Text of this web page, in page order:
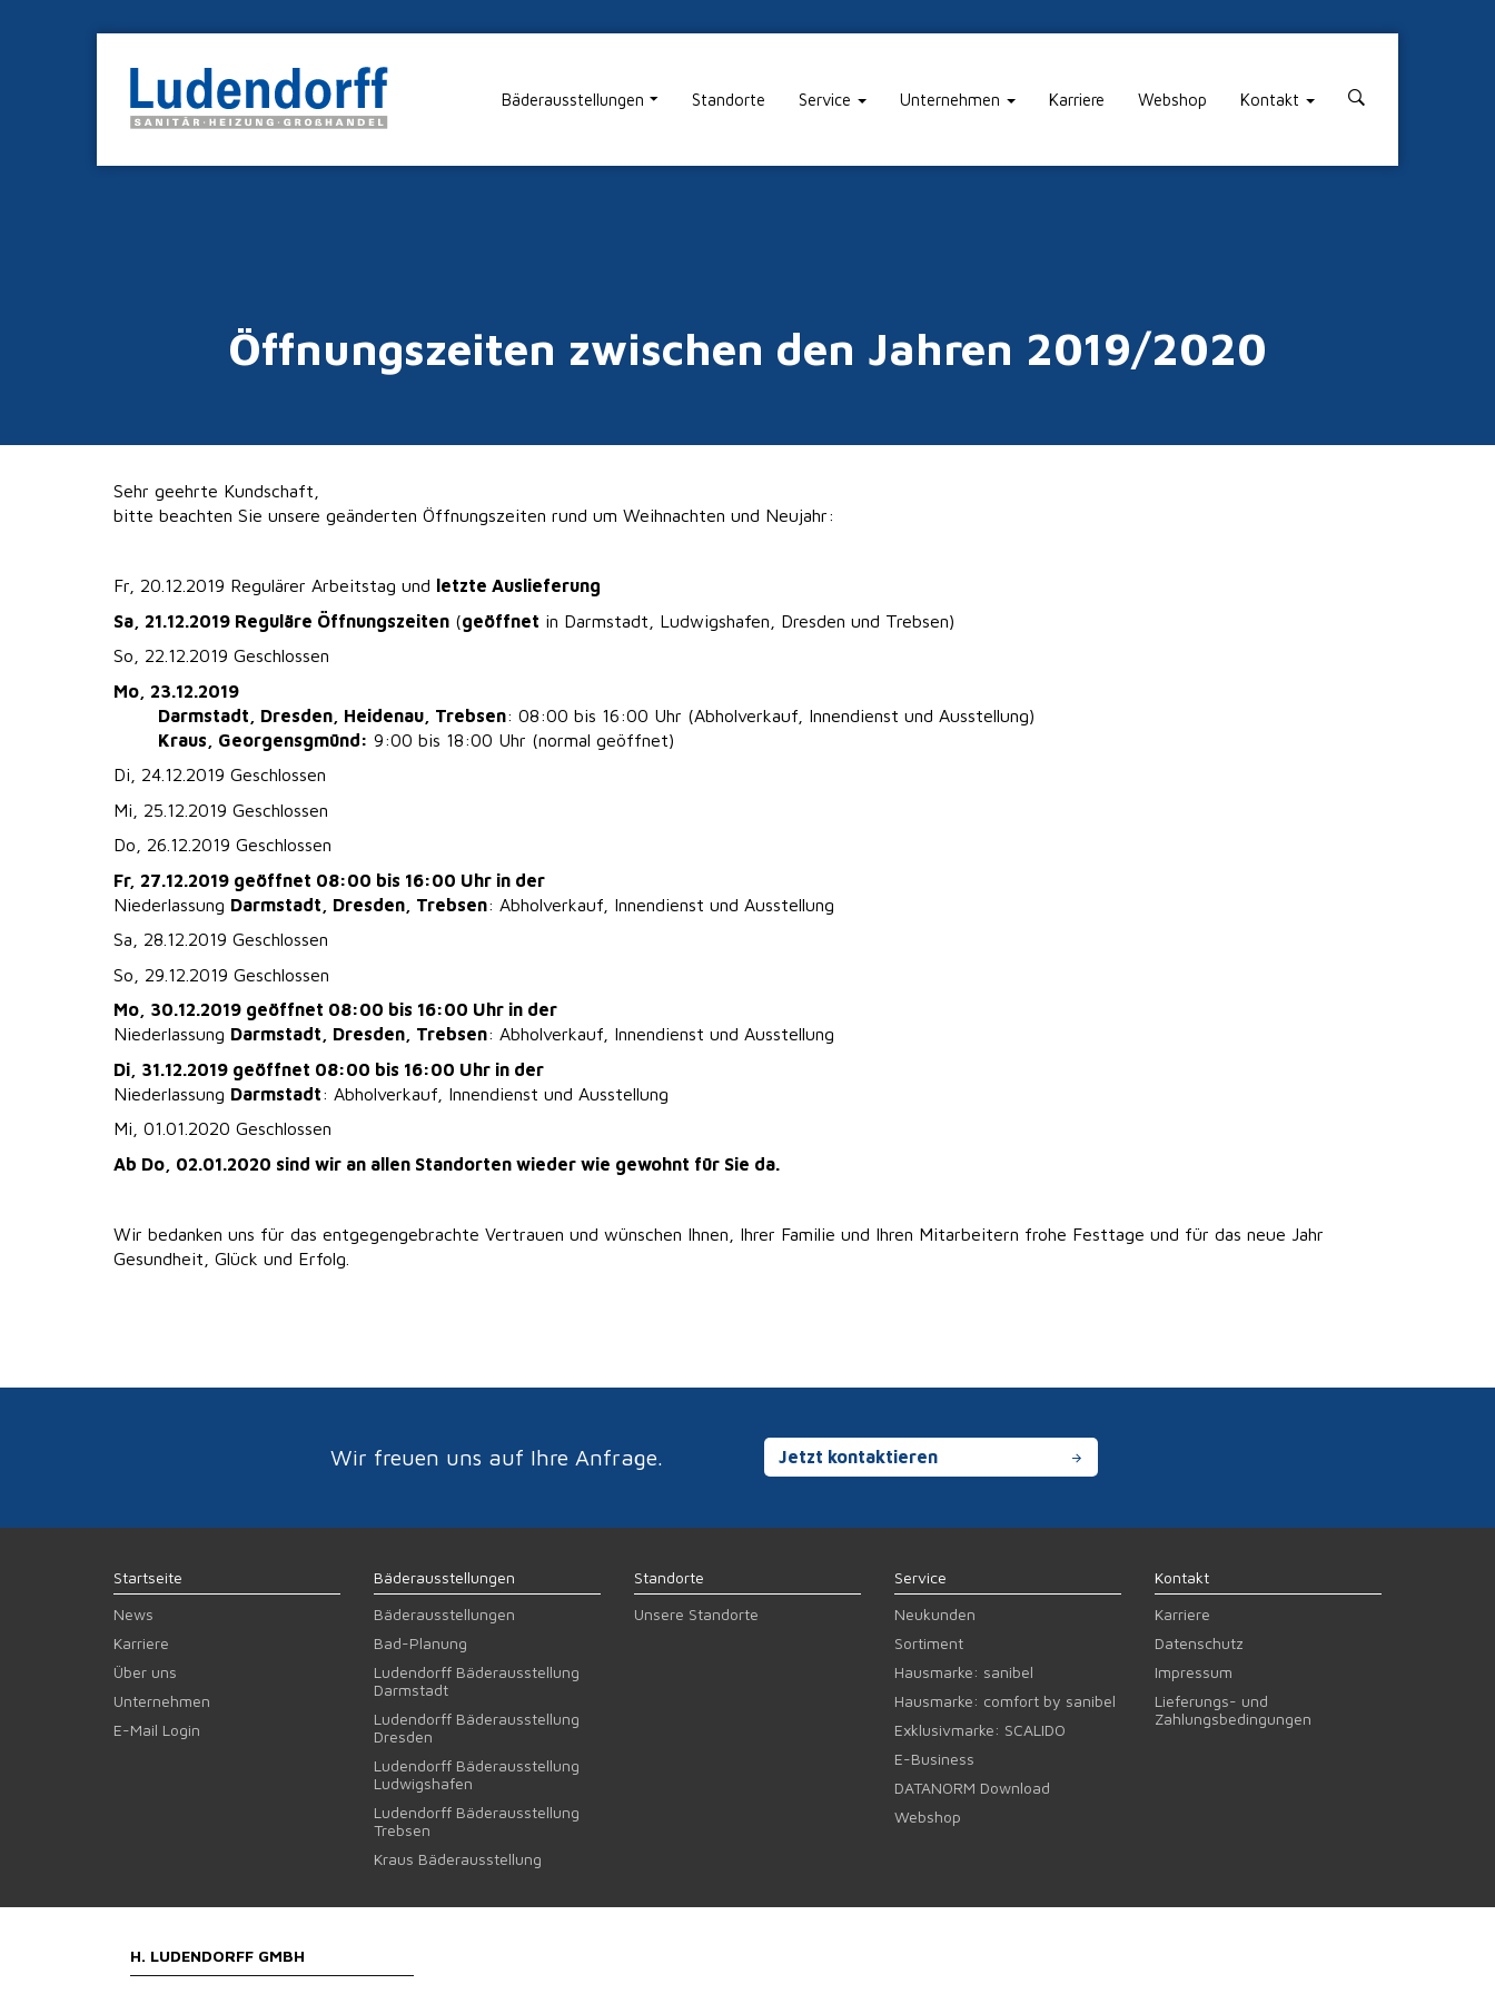
Bäderausstellungen Standorte Service Unternehmen Karriere Webshop Kontakt
Öffnungszeiten zwischen den Jahren 2019/2020
Sehr geehrte Kundschaft,
bitte beachten Sie unsere geänderten Öffnungszeiten rund um Weihnachten und Neujahr:
Fr, 20.12.2019 Regulärer Arbeitstag und letzte Auslieferung
Sa, 21.12.2019 Reguläre Öffnungszeiten (geöffnet in Darmstadt, Ludwigshafen, Dresden und Trebsen)
So, 22.12.2019 Geschlossen
Mo, 23.12.2019
Darmstadt, Dresden, Heidenau, Trebsen: 08:00 bis 16:00 Uhr (Abholverkauf, Innendienst und Ausstellung)
Kraus, Georgensgmünd: 9:00 bis 18:00 Uhr (normal geöffnet)
Di, 24.12.2019 Geschlossen
Mi, 25.12.2019 Geschlossen
Do, 26.12.2019 Geschlossen
Fr, 27.12.2019 geöffnet 08:00 bis 16:00 Uhr in der
Niederlassung Darmstadt, Dresden, Trebsen: Abholverkauf, Innendienst und Ausstellung
Sa, 28.12.2019 Geschlossen
So, 29.12.2019 Geschlossen
Mo, 30.12.2019 geöffnet 08:00 bis 16:00 Uhr in der
Niederlassung Darmstadt, Dresden, Trebsen: Abholverkauf, Innendienst und Ausstellung
Di, 31.12.2019 geöffnet 08:00 bis 16:00 Uhr in der
Niederlassung Darmstadt: Abholverkauf, Innendienst und Ausstellung
Mi, 01.01.2020 Geschlossen
Ab Do, 02.01.2020 sind wir an allen Standorten wieder wie gewohnt für Sie da.
Wir bedanken uns für das entgegengebrachte Vertrauen und wünschen Ihnen, Ihrer Familie und Ihren Mitarbeitern frohe Festtage und für das neue Jahr
Gesundheit, Glück und Erfolg.
Wir freuen uns auf Ihre Anfrage. Jetzt kontaktieren
Startseite
News
Karriere
Über uns
Unternehmen
E-Mail Login
Bäderausstellungen
Bäderausstellungen
Bad-Planung
Ludendorff Bäderausstellung
Darmstadt
Ludendorff Bäderausstellung
Dresden
Ludendorff Bäderausstellung
Ludwigshafen
Ludendorff Bäderausstellung
Trebsen
Kraus Bäderausstellung
Standorte
Unsere Standorte
Service
Neukunden
Sortiment
Hausmarke: sanibel
Hausmarke: comfort by sanibel
Exklusivmarke: SCALIDO
E-Business
DATANORM Download
Webshop
Kontakt
Karriere
Datenschutz
Impressum
Lieferungs- und
Zahlungsbedingungen
H. LUDENDORFF GMBH